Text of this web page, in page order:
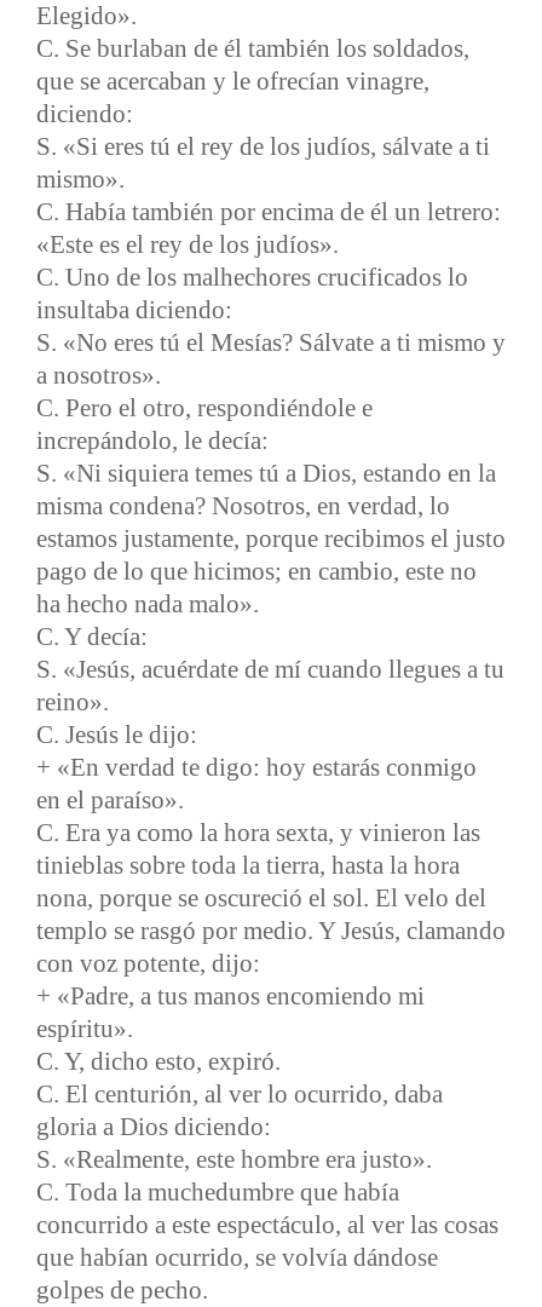
Elegido».
C. Se burlaban de él también los soldados,
que se acercaban y le ofrecían vinagre,
diciendo:
S. «Si eres tú el rey de los judíos, sálvate a ti
mismo».
C. Había también por encima de él un letrero:
«Este es el rey de los judíos».
C. Uno de los malhechores crucificados lo
insultaba diciendo:
S. «No eres tú el Mesías? Sálvate a ti mismo y
a nosotros».
C. Pero el otro, respondiéndole e
increpándolo, le decía:
S. «Ni siquiera temes tú a Dios, estando en la
misma condena? Nosotros, en verdad, lo
estamos justamente, porque recibimos el justo
pago de lo que hicimos; en cambio, este no
ha hecho nada malo».
C. Y decía:
S. «Jesús, acuérdate de mí cuando llegues a tu
reino».
C. Jesús le dijo:
+ «En verdad te digo: hoy estarás conmigo
en el paraíso».
C. Era ya como la hora sexta, y vinieron las
tinieblas sobre toda la tierra, hasta la hora
nona, porque se oscureció el sol. El velo del
templo se rasgó por medio. Y Jesús, clamando
con voz potente, dijo:
+ «Padre, a tus manos encomiendo mi
espíritu».
C. Y, dicho esto, expiró.
C. El centurión, al ver lo ocurrido, daba
gloria a Dios diciendo:
S. «Realmente, este hombre era justo».
C. Toda la muchedumbre que había
concurrido a este espectáculo, al ver las cosas
que habían ocurrido, se volvía dándose
golpes de pecho.